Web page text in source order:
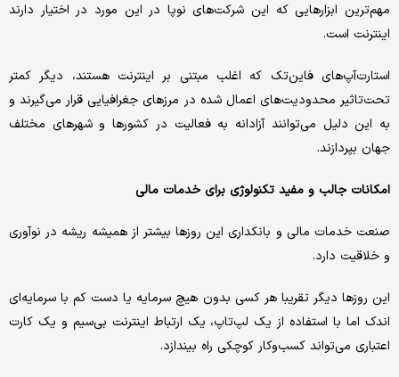
مهم‌ترین ابزارهایی که این شرکت‌های نوپا در این مورد در اختیار دارند
اینترنت است.
استارت‌آپ‌های فاین‌تک که اغلب مبتنی بر اینترنت هستند، دیگر کمتر
تحت‌تاثیر محدودیت‌های اعمال شده در مرزهای جغرافیایی قرار می‌گیرند و
به این دلیل می‌توانند آزادانه به فعالیت در کشورها و شهرهای مختلف
جهان بپردازند.
امکانات جالب و مفید تکنولوژی برای خدمات مالی
صنعت خدمات مالی و بانکداری این روزها بیشتر از همیشه ریشه در نوآوری
و خلاقیت دارد.
این روزها دیگر تقریبا هر کسی بدون هیچ سرمایه یا دست کم با سرمایه‌ای
اندک اما با استفاده از یک لپ‌تاپ، یک ارتباط اینترنت بی‌سیم و یک کارت
اعتباری می‌تواند کسب‌وکار کوچکی راه بیندازد.